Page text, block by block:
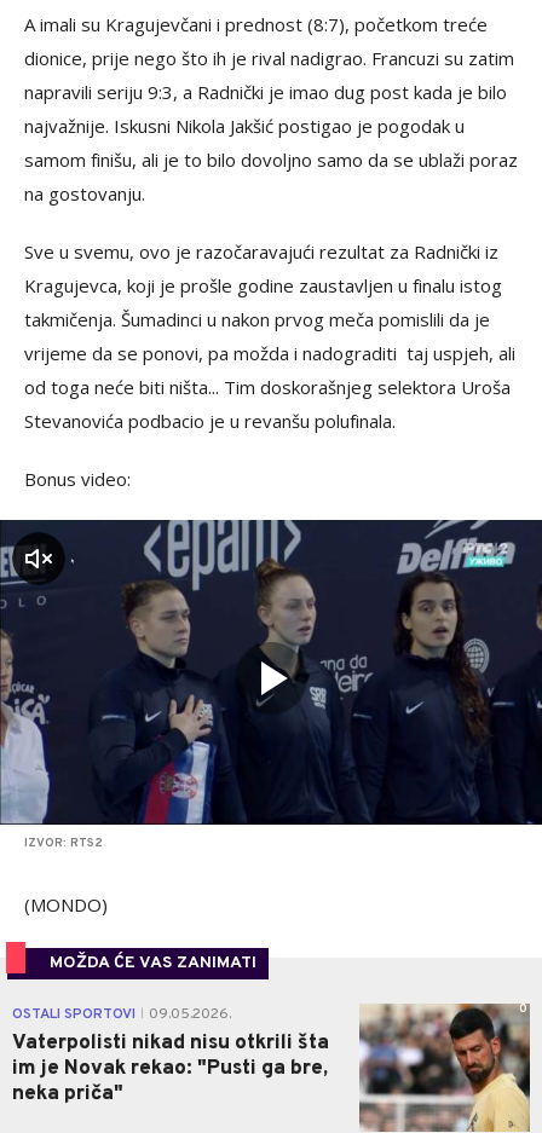
A imali su Kragujevčani i prednost (8:7), početkom treće
dionice, prije nego što ih je rival nadigrao. Francuzi su zatim
napravili seriju 9:3, a Radnički je imao dug post kada je bilo
najvažnije. Iskusni Nikola Jakšić postigao je pogodak u
samom finišu, ali je to bilo dovoljno samo da se ublaži poraz
na gostovanju.
Sve u svemu, ovo je razočaravajući rezultat za Radnički iz
Kragujevca, koji je prošle godine zaustavljen u finalu istog
takmičenja. Šumadinci u nakon prvog meča pomislili da je
vrijeme da se ponovi, pa možda i nadograditi taj uspjeh, ali
od toga neće biti ništa... Tim doskorašnjeg selektora Uroša
Stevanovića podbacio je u revanšu polufinala.
Bonus video:
IZVOR: RTS2
(MONDO)
MOŽDA ĆE VAS ZANIMATI
OSTALI SPORTOVI 09.05.2026.
Vaterpolisti nikad nisu otkrili šta
im je Novak rekao: "Pusti ga bre,
neka priča"
0